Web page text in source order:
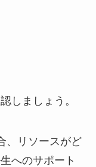
しましょう。
、リソースがど
へのサポート